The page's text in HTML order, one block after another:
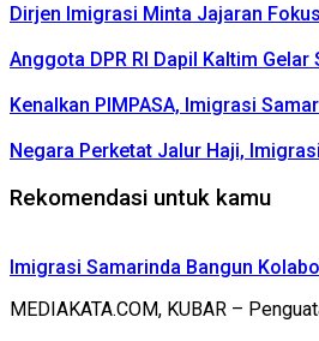
Dirjen Imigrasi Minta Jajaran
Anggota DPR RI Dapil Kaltim
Kenalkan PIMPASA, Imigrasi
Negara Perketat Jalur Haji,
Rekomendasi untuk kamu
Imigrasi Samarinda Bangun
MEDIAKATA.COM, KUBAR –